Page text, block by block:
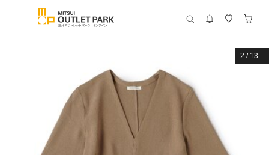
2 / 13